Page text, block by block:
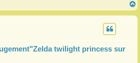
a
u
twilight princess sur